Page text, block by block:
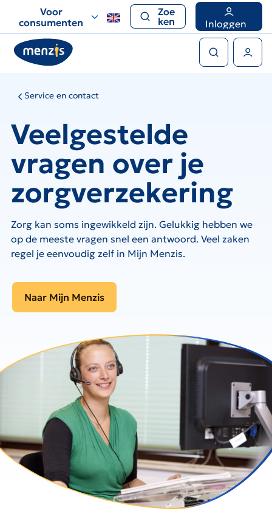
voor
snelle
navigatie
Voor
consumenten
Zoe
ken
Inloggen
Service en contact
Veelgestelde
vragen over je
zorgverzekering
Zorg kan soms ingewikkeld zijn. Gelukkig hebben we
op de meeste vragen snel een antwoord. Veel zaken
regel je eenvoudig zelf in Mijn Menzis.
Naar Mijn Menzis